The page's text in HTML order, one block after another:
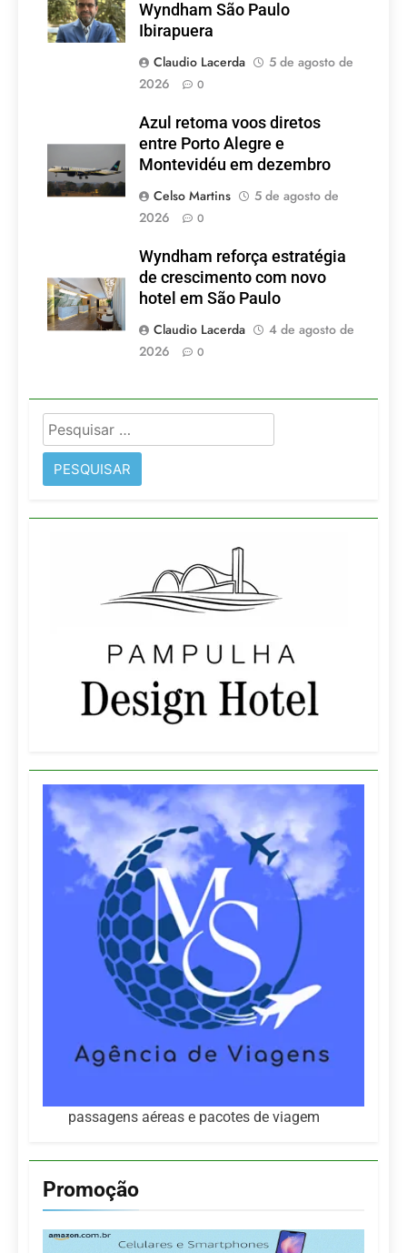
Wyndham São Paulo
Ibirapuera
Claudio Lacerda
5 de agosto de
2026
0
Azul retoma voos diretos
entre Porto Alegre e
Montevidéu em dezembro
Celso Martins
5 de agosto de
2026
0
Wyndham reforça estratégia
de crescimento com novo
hotel em São Paulo
Claudio Lacerda
4 de agosto de
2026
0
Pesquisar
por:
passagens aéreas e pacotes de viagem
Promoção